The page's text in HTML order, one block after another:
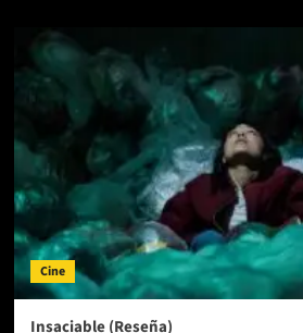
Cine
Insaciable (Reseña)